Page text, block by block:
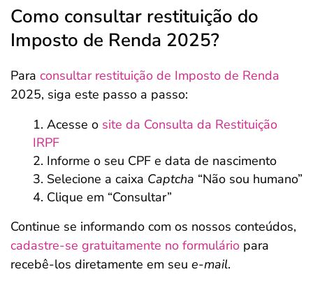
Como consultar restituição do
Imposto de Renda 2025?
Para consultar restituição de Imposto de Renda
2025, siga este passo a passo:
Acesse o site da Consulta da Restituição
IRPF
Informe o seu CPF e data de nascimento
Selecione a caixa Captcha “Não sou humano”
Clique em “Consultar”
Continue se informando com os nossos conteúdos,
cadastre-se gratuitamente no formulário para
recebê-los diretamente em seu e-mail.